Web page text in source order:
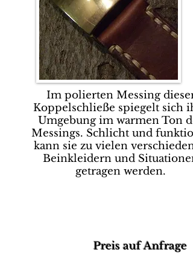
Im polierten Messing dieser
Koppelschließe spiegelt sich
Umgebung im warmen Ton
Messings. Schlicht und
kann sie zu vielen
Beinkleidern und Situationen
getragen werden.
Preis auf Anfrage